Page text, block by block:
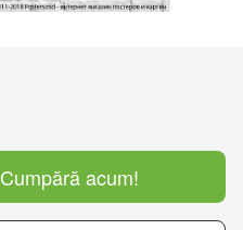
Cumpără acum!